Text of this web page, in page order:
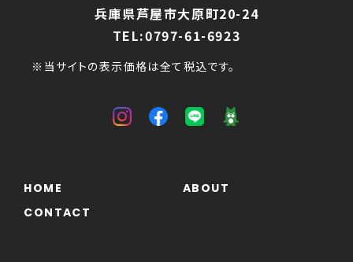
兵庫県芦屋市大原町20-24
TEL:0797-61-6923
※当サイトの表示価格は全て税込です。
HOME
ABOUT
CONTACT